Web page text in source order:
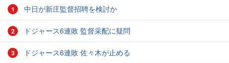
1 中日が新庄監督招聘を検討か
2 ドジャース6連敗 監督采配に疑問
3 ドジャース6連敗 佐々木が止める